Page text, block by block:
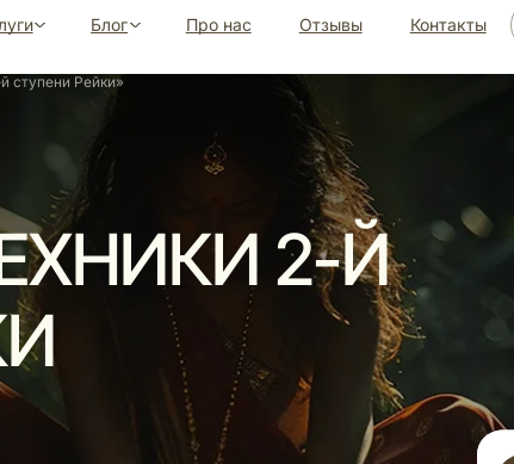
Блог Про нас Отзывы Контакты
ступени Рейки»
2-Й